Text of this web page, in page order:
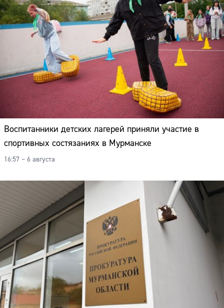
Воспитанники детских лагерей приняли участие в
спортивных состязаниях в Мурманске
16:57 – 6 августа